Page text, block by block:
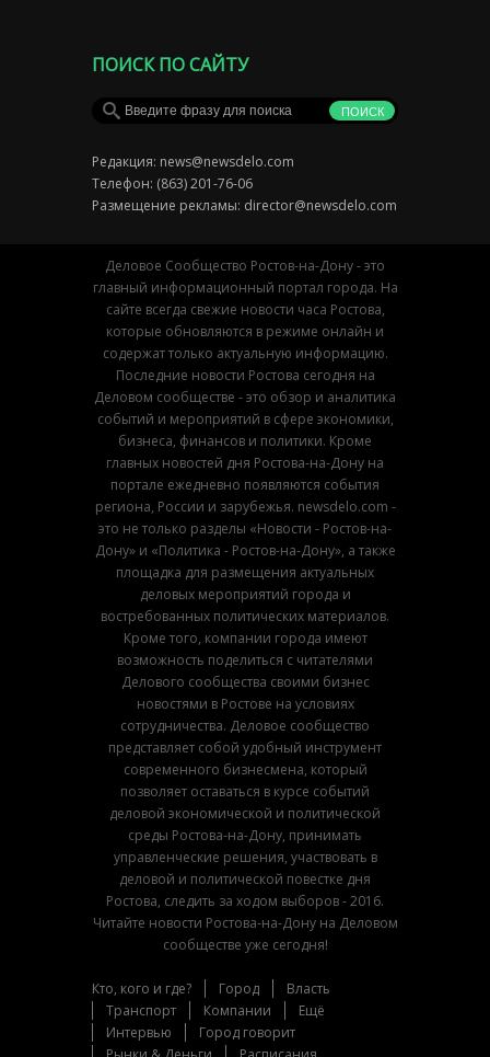
ПОИСК ПО САЙТУ
Редакция: news@newsdelo.com
Телефон: (863) 201-76-06
Размещение рекламы: director@newsdelo.com
Деловое Сообщество Ростов-на-Дону - это
главный информационный портал города. На
сайте всегда свежие новости часа Ростова,
которые обновляются в режиме онлайн и
содержат только актуальную информацию.
Последние новости Ростова сегодня на
Деловом сообществе - это обзор и аналитика
событий и мероприятий в сфере экономики,
бизнеса, финансов и политики. Кроме
главных новостей дня Ростова-на-Дону на
портале ежедневно появляются события
региона, России и зарубежья. newsdelo.com -
это не только разделы «Новости - Ростов-на-
Дону» и «Политика - Ростов-на-Дону», а также
площадка для размещения актуальных
деловых мероприятий города и
востребованных политических материалов.
Кроме того, компании города имеют
возможность поделиться с читателями
Делового сообщества своими бизнес
новостями в Ростове на условиях
сотрудничества. Деловое сообщество
представляет собой удобный инструмент
современного бизнесмена, который
позволяет оставаться в курсе событий
деловой экономической и политической
среды Ростова-на-Дону, принимать
управленческие решения, участвовать в
деловой и политической повестке дня
Ростова, следить за ходом выборов - 2016.
Читайте новости Ростова-на-Дону на Деловом
сообществе уже сегодня!
Кто, кого и где? Город
Власть
Транспорт
Компании
Ещё
Интервью
Город говорит